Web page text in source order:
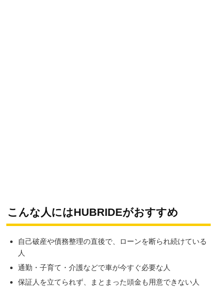
こんな人にはHUBRIDEがおすすめ
自己破産や債務整理の直後で、ローンを断られ続けている
人
通勤・子育て・介護などで車が今すぐ必要な人
保証人を立てられず、まとまった頭金も用意できない人